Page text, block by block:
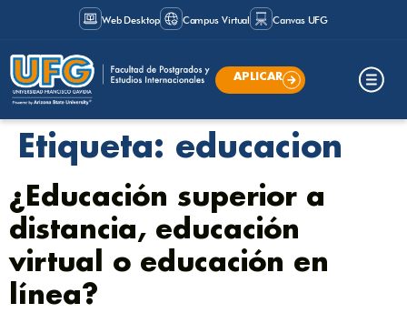
Web Desktop Campus Virtual Canvas UFG
APLICAR
Etiqueta: educacion
¿Educación superior a
distancia, educación
virtual o educación en
línea?